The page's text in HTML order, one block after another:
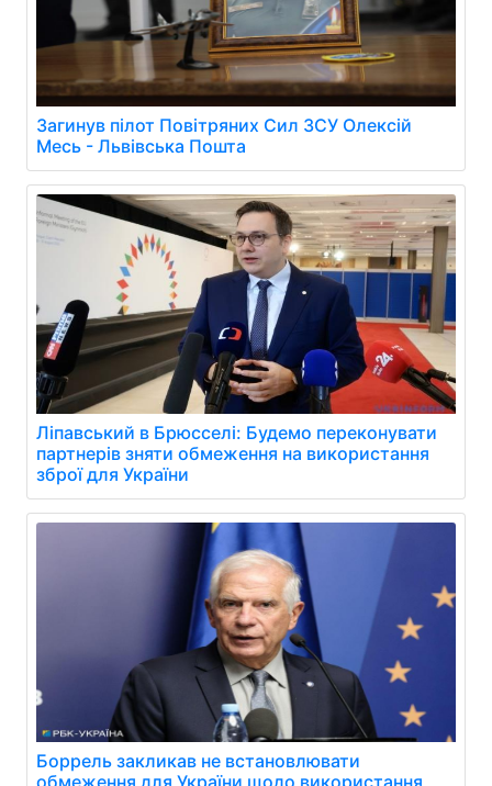
Загинув пілот Повітряних Сил ЗСУ Олексій
Месь - Львівська Пошта
Ліпавський в Брюсселі: Будемо переконувати
партнерів зняти обмеження на використання
зброї для України
Боррель закликав не встановлювати
обмеження для України щодо використання